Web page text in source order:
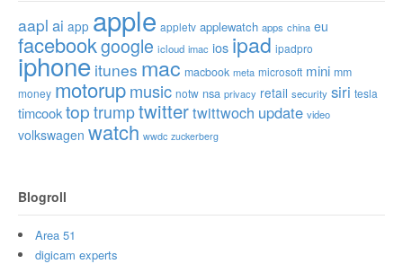
aapl ai app apple appletv applewatch apps china eu
facebookgoogle icloud imac ios ipad ipadpro
iphone itunes mac macbook meta microsoft mini mm
money motorupmusic notw nsa privacy retail security siri tesla
timcooktop trumptwittertwittwoch update video
volkswagen watch wwdc zuckerberg
Blogroll
Area 51
digicam experts